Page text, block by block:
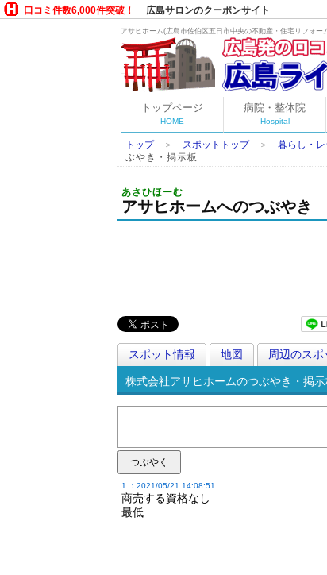
口コミ件数6,000件突破！ 広島サロンのクーポンサイト
アサヒホーム(広島市佐伯区五日市中央の不動産・住宅リフォー
トップページ
HOME
病院・整体院
Hospital
トップ＞ スポットトップ＞ 暮らし・
ぶやき・掲示板
あさひほーむ
アサヒホームへのつぶやき
スポット情報 地図 周辺のスポ
株式会社アサヒホームのつぶやき・掲
1 ：2021/05/21 14:08:51
商売する資格なし
最低